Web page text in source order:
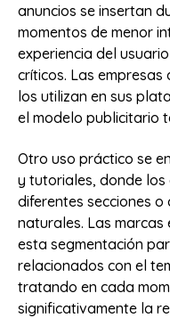
anuncios se insertan
momentos de menor
experiencia del
críticos. Las
los utilizan en sus
el modelo publicitario
Otro uso práctico se
y tutoriales, donde los
diferentes secciones
naturales. Las
esta segmentación
relacionados con el
tratando en cada
significativamente la